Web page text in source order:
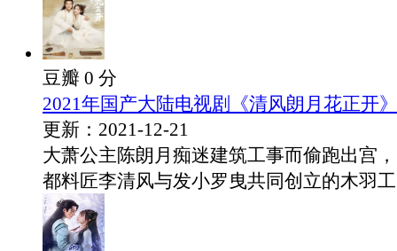
豆瓣 0 分
2021年国产大陆电视剧《清风朗月花正开
更新：2021-12-21
大萧公主陈朗月痴迷建筑工事而偷跑出宫
都料匠李清风与发小罗曳共同创立的木羽